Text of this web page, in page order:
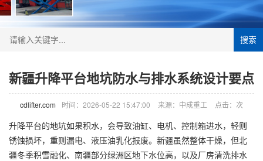
搜索
新疆升降平台地坑防水与排水系统设计要点
cdlifter.com 时间：2026-05-22 15:47:00 来源：中成重工 点击： 次
升降平台的地坑如果积水，会导致油缸、电机、控制箱进水，轻则
锈蚀损坏，重则漏电、液压油乳化报废。新疆虽然整体干燥，但北
疆冬季积雪融化、南疆部分绿洲区地下水位高，以及厂房清洗排水